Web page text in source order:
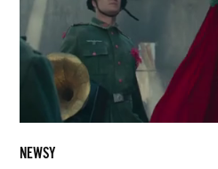
zwiastunie
swojego
„Jojo
Rabbit”
NEWSY